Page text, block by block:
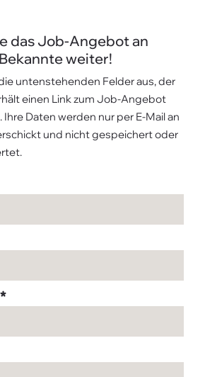
das Job-Angebot an
weiter!
untenstehenden Felder aus, der
einen Link zum Job-Angebot
Ihre Daten werden nur per E-Mail an
und nicht gespeichert oder
*